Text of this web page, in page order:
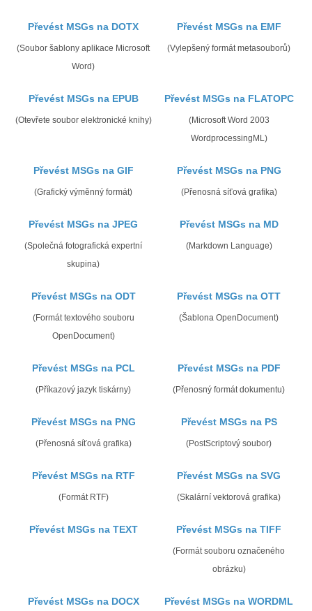
Převést MSGs na DOTX
(Soubor šablony aplikace Microsoft
Word)
Převést MSGs na EMF
(Vylepšený formát metasouborů)
Převést MSGs na EPUB
(Otevřete soubor elektronické knihy)
Převést MSGs na FLATOPC
(Microsoft Word 2003
WordprocessingML)
Převést MSGs na GIF
(Grafický výměnný formát)
Převést MSGs na PNG
(Přenosná síťová grafika)
Převést MSGs na JPEG
(Společná fotografická expertní
skupina)
Převést MSGs na MD
(Markdown Language)
Převést MSGs na ODT
(Formát textového souboru
OpenDocument)
Převést MSGs na OTT
(Šablona OpenDocument)
Převést MSGs na PCL
(Příkazový jazyk tiskárny)
Převést MSGs na PDF
(Přenosný formát dokumentu)
Převést MSGs na PNG
(Přenosná síťová grafika)
Převést MSGs na PS
(PostScriptový soubor)
Převést MSGs na RTF
(Formát RTF)
Převést MSGs na SVG
(Skalární vektorová grafika)
Převést MSGs na TEXT Převést MSGs na TIFF
(Formát souboru označeného
obrázku)
Převést MSGs na DOCX Převést MSGs na WORDML